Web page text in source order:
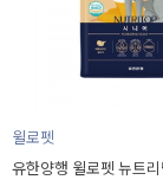
윌로펫
유한양행 윌로펫 뉴트리